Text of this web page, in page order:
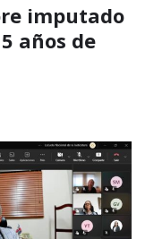
imputado
años de